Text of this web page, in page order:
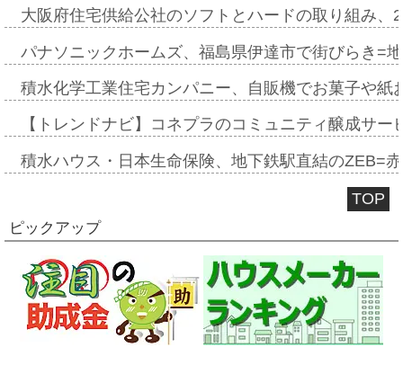
大阪府住宅供給公社のソフトとハードの取り組み
パナソニックホームズ、福島県伊達市で街びらき=
積水化学工業住宅カンパニー、自販機でお菓子や
【トレンドナビ】コネプラのコミュニティ醸成サ
積水ハウス・日本生命保険、地下鉄駅直結のZEB=
TOP
ピックアップ